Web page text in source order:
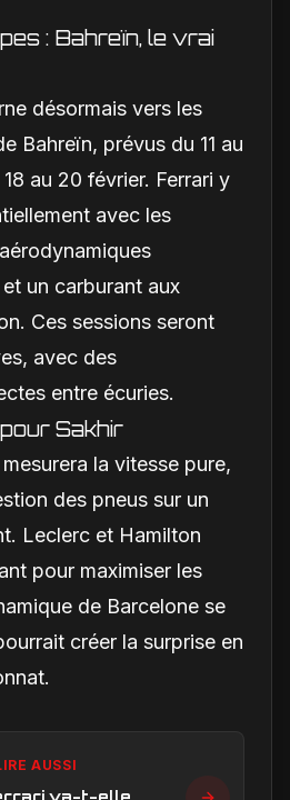
: Bahreïn, le vrai
désormais vers les
Bahreïn, prévus du 11 au
au 20 février. Ferrari y
avec les
un carburant aux
Ces sessions seront
avec des
entre écuries.
Sakhir
la vitesse pure,
des pneus sur un
Leclerc et Hamilton
pour maximiser les
de Barcelone se
créer la surprise en
AUSSI
va-t-elle